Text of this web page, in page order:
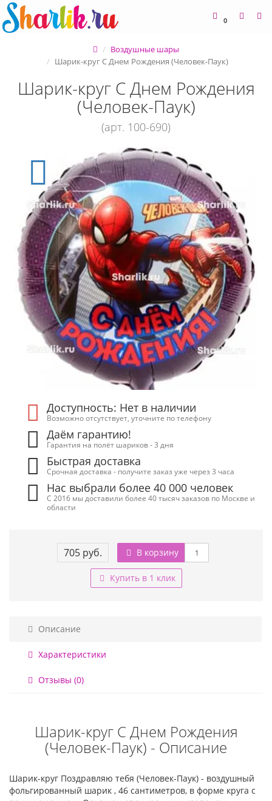
0
Воздушные шары
Шарик-круг С Днем Рождения (Человек-Паук)
Шарик-круг С Днем Рождения
(Человек-Паук)
(арт. 100-690)
Доступность: Нет в наличии
Возможно отсутствует, уточните по телефону
Даём гарантию!
Гарантия на полёт шариков - 3 дня
Быстрая доставка
Срочная доставка - получите заказ уже через 3 часа
Нас выбрали более 40 000 человек
С 2016 мы доставили более 40 тысяч заказов по Москве и
области
705 руб. В корзину
Купить в 1 клик
Описание
Характеристики
Отзывы (0)
Шарик-круг С Днем Рождения
(Человек-Паук) - Описание
Шарик-круг Поздравляю тебя (Человек-Паук) - воздушный
фольгированный шарик , 46 сантиметров, в форме круга с